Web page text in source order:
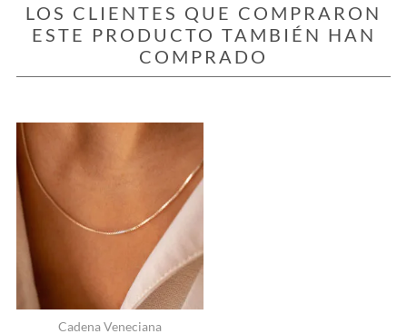
LOS CLIENTES QUE COMPRARON
ESTE PRODUCTO TAMBIÉN HAN
COMPRADO
Cadena Veneciana